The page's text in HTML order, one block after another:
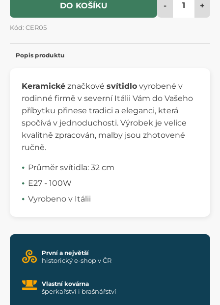
DO KOŠÍKU - +
Kód: CER05
Popis produktu
Keramické značkové svítidlo vyrobené v
rodinné firmě v severní Itálii Vám do Vašeho
příbytku přinese tradici a eleganci, která
spočívá v jednoduchosti. Výrobek je velice
kvalitně zpracován, malby jsou zhotovené
ručně.
Průměr svítidla: 32 cm
E27 - 100W
Vyrobeno v Itálii
První a největší
historický e-shop v ČR
Vlastní kovárna
šperkařství i brašnářství